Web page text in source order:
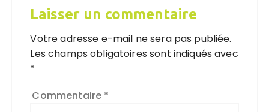
Laisser un commentaire
Votre adresse e-mail ne sera pas publiée.
Les champs obligatoires sont indiqués avec
*
Commentaire *